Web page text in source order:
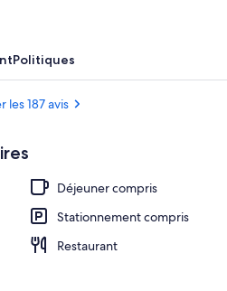
Déjeuner composé de spécialités
Politiques
les 187 avis
Déjeuner compris
Stationnement compris
Restaurant